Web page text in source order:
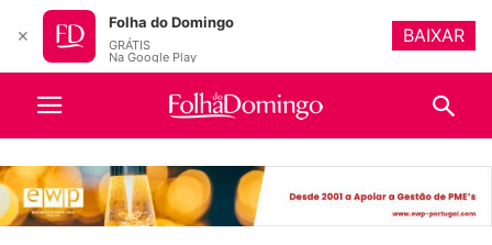
✕
Folha do Domingo
GRÁTIS
Na Google Play
BAIXAR